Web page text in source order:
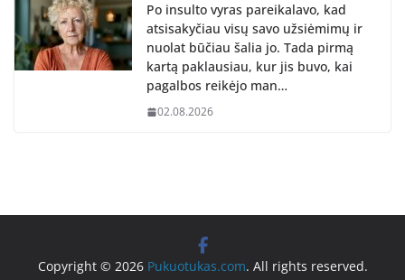
Po insulto vyras pareikalavo, kad
atsisakyčiau visų savo užsiėmimų ir
nuolat būčiau šalia jo. Tada pirmą
kartą paklausiau, kur jis buvo, kai
pagalbos reikėjo man…
02.08.2026
Copyright © 2026 Pukuotukas.com. All rights reserved.